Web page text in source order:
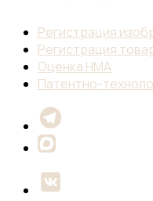
Регистрация
Регистрация
Оценка НМА
Патентно-